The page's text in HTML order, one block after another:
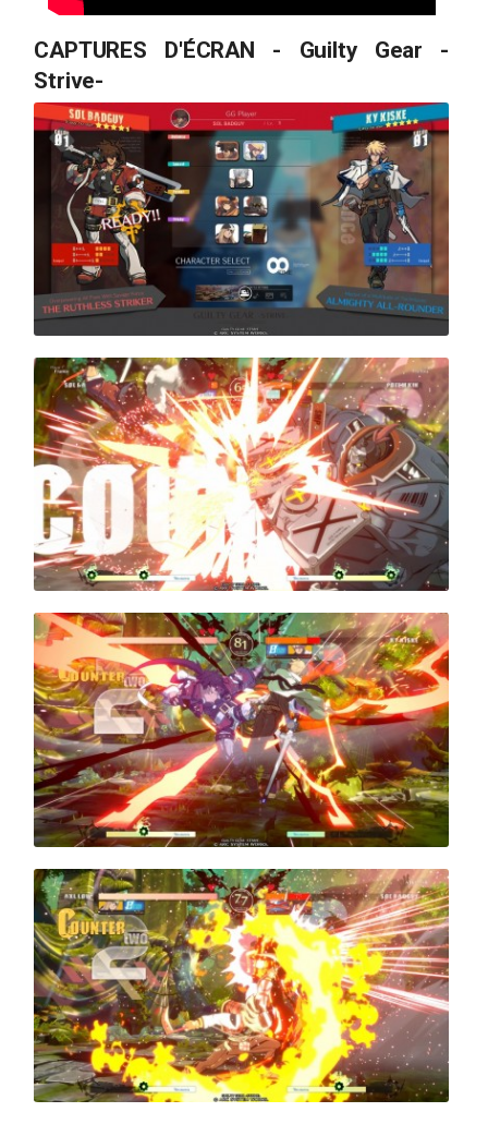
CAPTURES D'ÉCRAN - Guilty Gear -
Strive-